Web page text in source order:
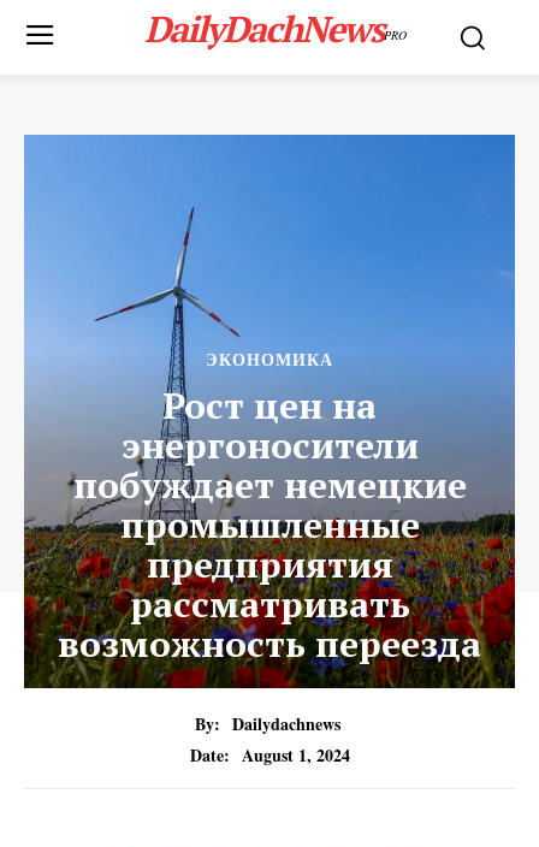
DailyDachNewsPRO
ЭКОНОМИКА
Рост цен на
энергоносители
побуждает немецкие
промышленные
предприятия
рассматривать
возможность переезда
By: Dailydachnews
Date: August 1, 2024